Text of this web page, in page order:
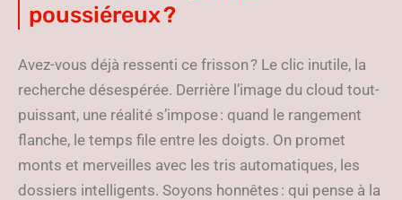
poussiéreux ?
Avez-vous déjà ressenti ce frisson ? Le clic inutile, la
recherche désespérée. Derrière l’image du cloud tout-
puissant, une réalité s’impose : quand le rangement
flanche, le temps file entre les doigts. On promet
monts et merveilles avec les tris automatiques, les
dossiers intelligents. Soyons honnêtes : qui pense à la